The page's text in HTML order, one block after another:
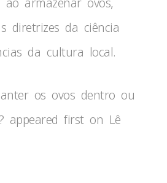
diretrizes da ciência
da cultura local.
os ovos dentro ou
appeared first on Lê